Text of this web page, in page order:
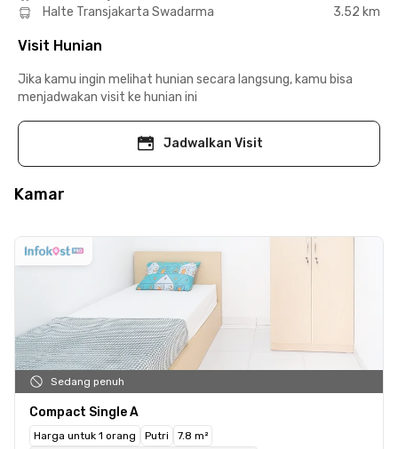
Halte Transjakarta Swadarma
3.52 km
Visit Hunian
Jika kamu ingin melihat hunian secara langsung, kamu bisa
menjadwakan visit ke hunian ini
Jadwalkan Visit
Kamar
Sedang penuh
Compact Single A
Harga untuk 1 orang Putri
7.8 m²